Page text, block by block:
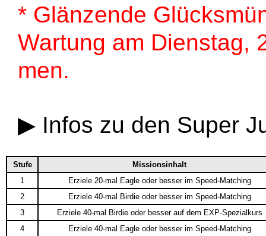
* Glänzende
Wartung am Dienstag,
men.
▶ Infos zu den Super
Stufe
Missionsinhalt
1
Erziele 20-mal Eagle oder besser im Speed-Matching
2
Erziele 40-mal Birdie oder besser im Speed-Matching
3
Erziele 40-mal Birdie oder besser auf dem EXP-Spezialkurs
4
Erziele 40-mal Eagle oder besser im Speed-Matching